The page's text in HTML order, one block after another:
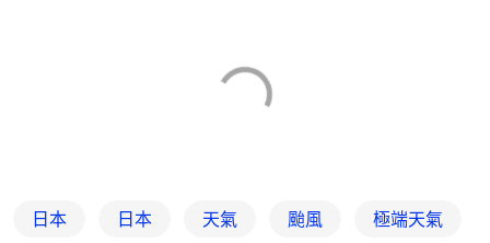
日本 日本 天氣 颱風 極端天氣